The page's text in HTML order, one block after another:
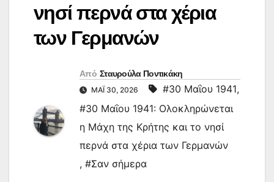
νησί περνά στα χέρια
των Γερμανών
Από Σταυρούλα Ποντικάκη
ΜΆΙ 30, 2026 #30 Μαΐου 1941,
#30 Μαΐου 1941: Ολοκληρώνεται
η Μάχη της Κρήτης και το νησί
περνά στα χέρια των Γερμανών
, #Σαν σήμερα